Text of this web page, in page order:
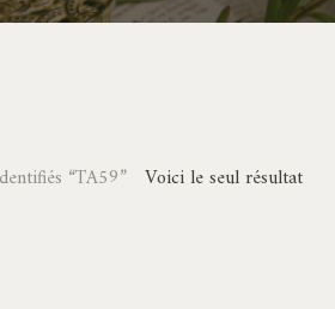
Voici le seul résultat
“TA59”